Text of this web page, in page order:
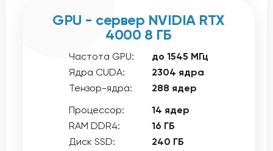
GPU - сервер NVIDIA RTX
4000 8 ГБ
Частота GPU:
до 1545 МГц
Ядра CUDA:
2304 ядра
Тензор-ядра:
288 ядер
Процессор:
14 ядер
RAM DDR4:
16 ГБ
Диск SSD:
240 ГБ